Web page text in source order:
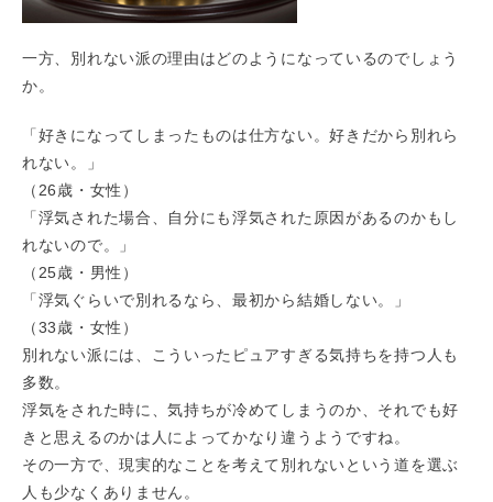
一方、別れない派の理由はどのようになっているのでしょう
か。
「好きになってしまったものは仕方ない。好きだから別れら
れない。」
（26歳・女性）
「浮気された場合、自分にも浮気された原因があるのかもし
れないので。」
（25歳・男性）
「浮気ぐらいで別れるなら、最初から結婚しない。」
（33歳・女性）
別れない派には、こういったピュアすぎる気持ちを持つ人も
多数。
浮気をされた時に、気持ちが冷めてしまうのか、それでも好
きと思えるのかは人によってかなり違うようですね。
その一方で、現実的なことを考えて別れないという道を選ぶ
人も少なくありません。